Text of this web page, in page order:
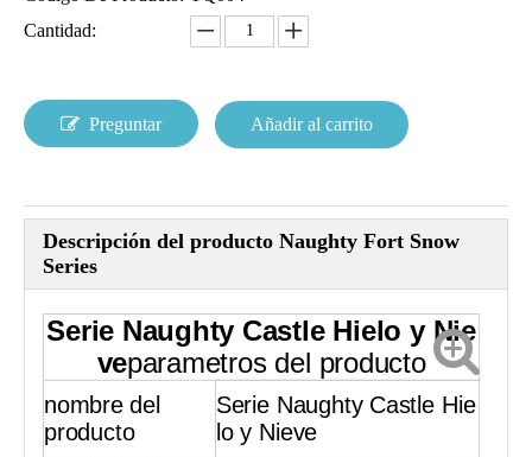
Cantidad:
Preguntar Añadir al carrito
Descripción del producto Naughty Fort Snow
Series
Serie Naughty Castle Hielo y Nie
veparametros del producto
nombre del
producto
Serie Naughty Castle Hie
lo y Nieve